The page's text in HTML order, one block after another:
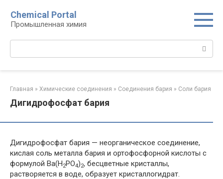
контенту
Chemical Portal
Промышленная химия
Главная » Химические соединения » Соединения бария » Соли бария‎
Дигидрофосфат бария
Дигидрофосфат бария — неорганическое соединение,
кислая соль металла бария и ортофосфорной кислоты с
формулой Ba(H2PO4)2, бесцветные кристаллы,
растворяется в воде, образует кристаллогидрат.